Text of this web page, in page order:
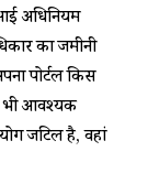
अधिनियम
का जमीनी
पोर्टल किस
भी आवश्यक
जटिल है, वहां